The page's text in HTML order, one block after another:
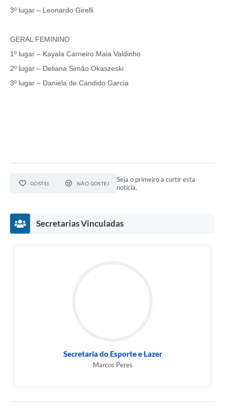
3º lugar – Leonardo Girelli
GERAL FEMININO
1º lugar – Kayala Carneiro Maia Valdinho
2º lugar – Deliana Simão Okaszeski
3º lugar – Daniela de Candido Garcia
GOSTEI NÃO GOSTEI
Seja o primeiro a curtir esta
notícia.
Secretarias Vinculadas
Secretaria do Esporte e Lazer
Marcos Peres